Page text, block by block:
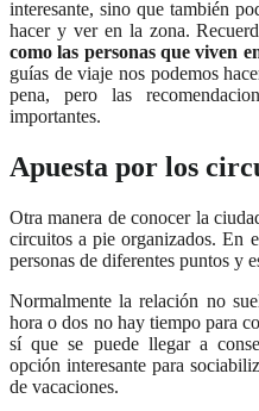
interesante, sino que también
hacer y ver en la zona.
como las personas que viven
guías de viaje nos podemos
pena, pero las
importantes.
Apuesta por los
Otra manera de conocer la
circuitos a pie organizados. En
personas de diferentes puntos y
Normalmente la relación no
hora o dos no hay tiempo para
sí que se puede llegar a
opción interesante para
de vacaciones.